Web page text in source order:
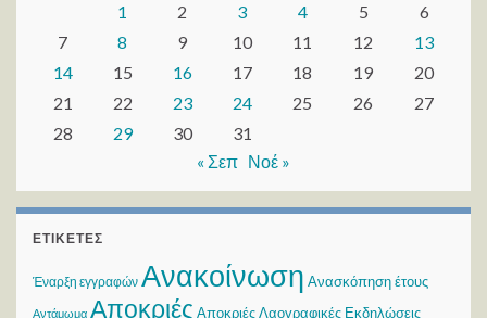
1
2 3 4 5
6
7
8 9 10 11 12
13
14
15 16 17 18 19
20
21
22 23 24 25 26
27
28
29 30
31
« Σεπ Νοέ »
ΕΤΙΚΈΤΕΣ
Έναρξη εγγραφών Ανακοίνωση Ανασκόπηση έτους
Αντάμωμα Αποκριές Αποκριές Λαογραφικές Εκδηλώσεις